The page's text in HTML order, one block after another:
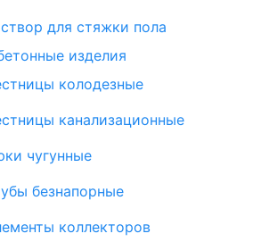
для стяжки пола
изделия
колодезные
канализационные
чугунные
безнапорные
коллекторов